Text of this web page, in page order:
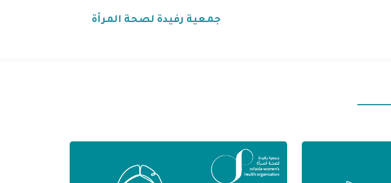
جمعية رفيدة لصحة المرأة